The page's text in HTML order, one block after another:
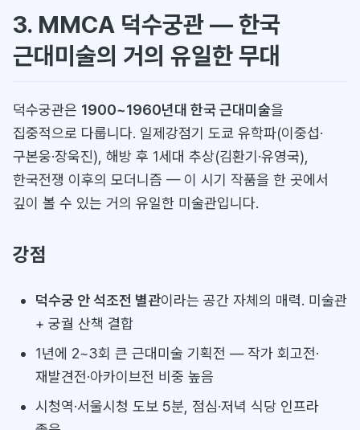
3. MMCA 덕수궁관 — 한국
근대미술의 거의 유일한 무대
덕수궁관은 1900~1960년대 한국 근대미술을
집중적으로 다룹니다. 일제강점기 도쿄 유학파(이중섭·
구본웅·장욱진), 해방 후 1세대 추상(김환기·유영국),
한국전쟁 이후의 모더니즘 — 이 시기 작품을 한 곳에서
깊이 볼 수 있는 거의 유일한 미술관입니다.
강점
덕수궁 안 석조전 별관이라는 공간 자체의 매력. 미술관
+ 궁궐 산책 결합
1년에 2~3회 큰 근대미술 기획전 — 작가 회고전·
재발견전·아카이브전 비중 높음
시청역·서울시청 도보 5분, 점심·저녁 식당 인프라